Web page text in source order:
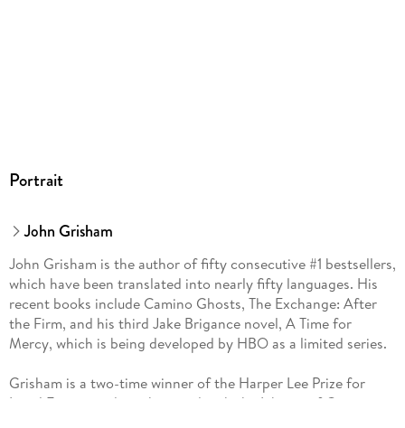
Portrait
John Grisham
John Grisham is the author of fifty consecutive #1 bestsellers,
which have been translated into nearly fifty languages. His
recent books include Camino Ghosts, The Exchange: After
the Firm, and his third Jake Brigance novel, A Time for
Mercy, which is being developed by HBO as a limited series.
Grisham is a two-time winner of the Harper Lee Prize for
Legal Fiction and was honored with the Library of Congress